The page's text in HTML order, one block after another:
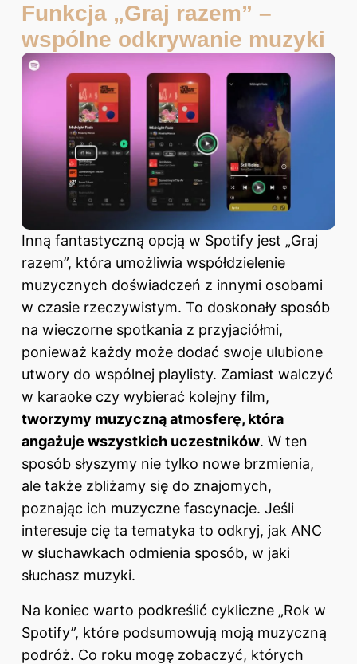
Funkcja „Graj razem” –
wspólne odkrywanie muzyki
Inną fantastyczną opcją w Spotify jest „Graj
razem”, która umożliwia współdzielenie
muzycznych doświadczeń z innymi osobami
w czasie rzeczywistym. To doskonały sposób
na wieczorne spotkania z przyjaciółmi,
ponieważ każdy może dodać swoje ulubione
utwory do wspólnej playlisty. Zamiast walczyć
w karaoke czy wybierać kolejny film,
tworzymy muzyczną atmosferę, która
angażuje wszystkich uczestników. W ten
sposób słyszymy nie tylko nowe brzmienia,
ale także zbliżamy się do znajomych,
poznając ich muzyczne fascynacje. Jeśli
interesuje cię ta tematyka to odkryj, jak ANC
w słuchawkach odmienia sposób, w jaki
słuchasz muzyki.
Na koniec warto podkreślić cykliczne „Rok w
Spotify”, które podsumowują moją muzyczną
podróż. Co roku mogę zobaczyć, których